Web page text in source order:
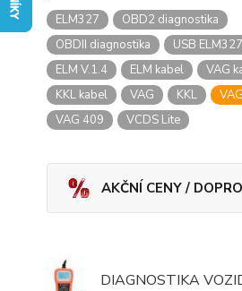
ELM327
OBD2 diagnostika
OBDII diagnostika
USB ELM327
ELM V.1.4
ELM kabel
VAG
KKL kabel
VAG KKL
VAG 409
VCDS Lite
AKČNÍ CENY /
DIAGNOSTIKA